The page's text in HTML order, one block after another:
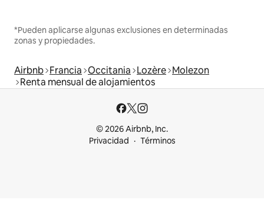
*Pueden aplicarse algunas exclusiones en determinadas
zonas y propiedades.
Airbnb Francia Occitania Lozère Molezon
Renta mensual de alojamientos
© 2026 Airbnb, Inc.
Privacidad
Términos